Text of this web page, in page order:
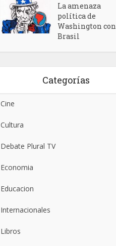
La amenaza
política de
Washington
Brasil
Categorías
Cine
Cultura
Debate Plural TV
Economia
Educacion
Internacionales
Libros